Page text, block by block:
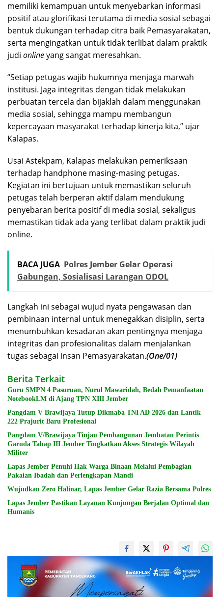
memiliki kemampuan untuk menyebarkan informasi
positif atau glorifikasi terutama di media sosial sebagai
bentuk dukungan terhadap citra baik Pemasyarakatan,
serta mengingatkan untuk tidak terlibat dalam praktik
judi onlineyang sangat meresahkan.
“Setiap petugas wajib hukumnya menjaga marwah
institusi. Jaga integritas dengan tidak melakukan
perbuatan tercela dan bijaklah dalam menggunakan
media sosial, sehingga mampu membangun
kepercayaan masyarakat terhadap kinerja kita,” ujar
Kalapas.
Usai Astekpam, Kalapas melakukan pemeriksaan
terhadap handphone masing-masing petugas.
Kegiatan ini bertujuan untuk memastikan seluruh
petugas telah berperan aktif dalam mendukung
penyebaran berita positif di media sosial, sekaligus
memastikan tidak ada yang terlibat dalam praktik judi
online.
BACA JUGA Polres Jember Gelar Operasi
Gabungan, Sosialisasi Larangan ODOL
Langkah ini sebagai wujud nyata pengawasan dan
pembinaan internal untuk menegakkan disiplin, serta
menumbuhkan kesadaran akan pentingnya menjaga
integritas dan profesionalitas dalam menjalankan
tugas sebagai insan Pemasyarakatan.(One/01)
Berita Terkait
Guru SMPN 4 Pasuruan, Nurul Mawaridah, Bedah Pemanfaatan
NotebookLM di Ajang TPN XIII Jember
Pangdam V Brawijaya Tutup Dikmaba TNI AD 2026 dan Lantik
222 Prajurit Baru Profesional
Pangdam V/Brawijaya Tinjau Pembangunan Jembatan Perintis
Garuda Tahap III Jember Tingkatkan Akses Strategis Wilayah
Militer
Lapas Jember Penuhi Hak Warga Binaan Melalui Pembagian
Pakaian Ibadah dan Perlengkapan Mandi
Wujudkan Zero Halinar, Lapas Jember Gelar Razia Bersama Polres
Lapas Jember Pastikan Layanan Kunjungan Berjalan Optimal dan
Humanis